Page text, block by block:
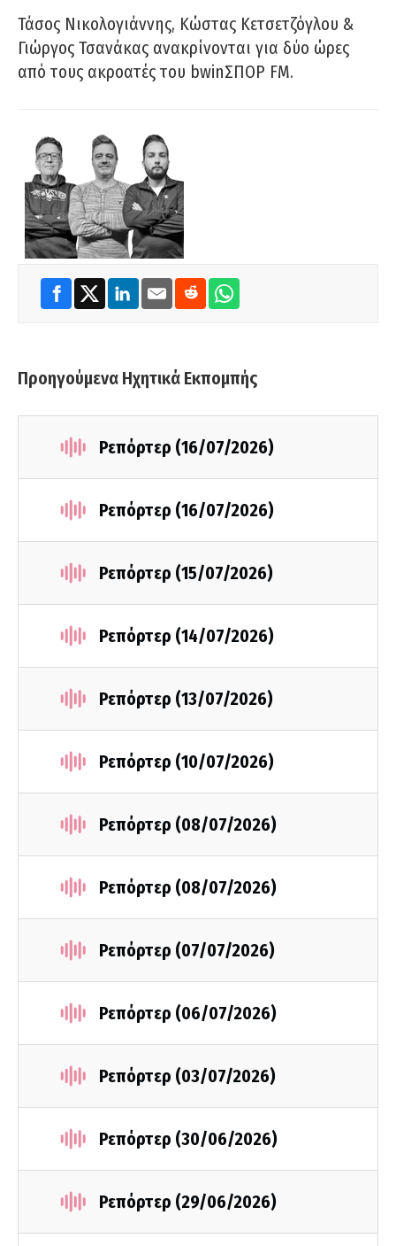
Τάσος Νικολογιάννης, Κώστας Κετσετζόγλου &
Γιώργος Τσανάκας ανακρίνονται για δύο ώρες
από τους ακροατές του bwinΣΠΟΡ FM.
Προηγούμενα Ηχητικά Εκπομπής
Ρεπόρτερ (16/07/2026)
Ρεπόρτερ (16/07/2026)
Ρεπόρτερ (15/07/2026)
Ρεπόρτερ (14/07/2026)
Ρεπόρτερ (13/07/2026)
Ρεπόρτερ (10/07/2026)
Ρεπόρτερ (08/07/2026)
Ρεπόρτερ (08/07/2026)
Ρεπόρτερ (07/07/2026)
Ρεπόρτερ (06/07/2026)
Ρεπόρτερ (03/07/2026)
Ρεπόρτερ (30/06/2026)
Ρεπόρτερ (29/06/2026)